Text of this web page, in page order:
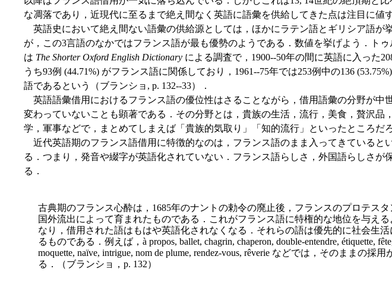
な凋落であり，近現代に至るまで絶え間なく英語に語彙を供給してきた点は注目に値
英語史において絶え間ない語彙の供給源としては，ほかにラテン語とギリシア語が
が，この3言語のなかではフランス語が最も優勢のようである．数値を挙げよう．トゥ
は The Shorter Oxford English Dictionary による調査で，1900--50年の間に英語に入った
うち93例 (44.71%) がフランス語に関係しており，1961--75年では253例中の136
語であるという（ブランショ, p. 132--33）．
英語語彙借用におけるフランス語の優位性はさることながら，借用語彙の分野が中
変わっていないことも顕著である．その分野とは，貴族の生活，流行，美食，贅沢品
学，軍事などで，まとめてしまえば「貴族的気取り」「知的流行」といったところだ
近代英語期のフランス語借用に特徴的なのは，フランス語のまま入ってきていると
る．つまり，発音や綴字が英語化されていない．フランス語らしさ，外国語らしさが
る．
古典期のフランス心酔は，1685年のナントの勅令の廃止後，フランスのプロテスタ
国外流出によって育まれたものである．これがフランス語に特権的な地位を与える
なり，借用された語はもはや英語化されなくなる．それらの語は優先的に社会生活
るものである．例えば，à propos, ballet, chagrin, chaperon, double-entendre, étiquette,
moquette, naïve, intrigue, nom de plume, rendez-vous, rêverie などでは，そのままの採用
る．（ブランショ，p. 132）